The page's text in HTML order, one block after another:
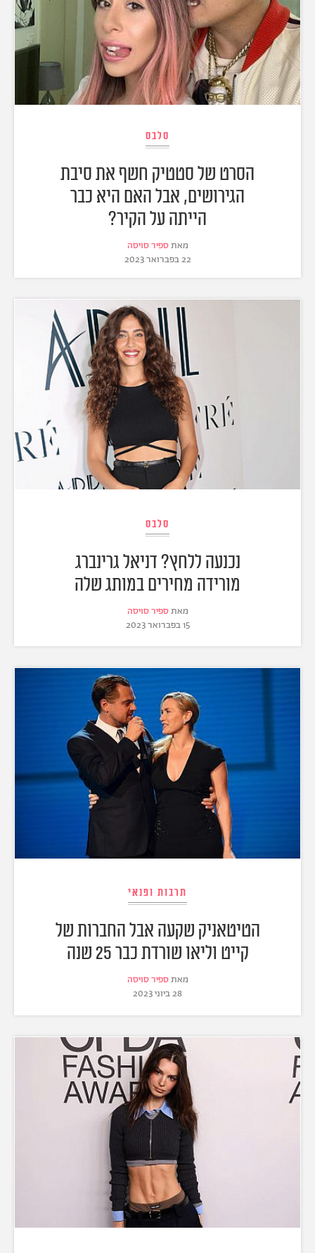
סלבס
הסרט של סטטיק חשף את סיבת
הגירושים, אבל האם היא כבר
הייתה על הקיר?
מאתספיר סויסה
22 בפברואר 2023
סלבס
נכנעה ללחץ? דניאל גרינברג
מורידה מחירים במותג שלה
מאתספיר סויסה
15 בפברואר 2023
תרבות ופנאי
הטיטאניק שקעה אבל החברות של
קייט וליאו שורדת כבר 25 שנה
מאתספיר סויסה
28 ביוני 2023